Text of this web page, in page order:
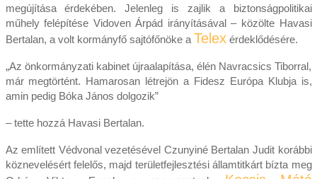
megújítása érdekében. Jelenleg is zajlik a biztonságpolitikai
műhely felépítése Vidoven Árpád irányításával – közölte Havasi
Bertalan, a volt kormányfő sajtófőnöke a Telexérdeklődésére.
„Az önkormányzati kabinet újraalapítása, élén Navracsics Tiborral,
már megtörtént. Hamarosan létrejön a Fidesz Európa Klubja is,
amin pedig Bóka János dolgozik”
– tette hozzá Havasi Bertalan.
Az említett Védvonal vezetésével Czunyiné Bertalan Judit korábbi
köznevelésért felelős, majd területfejlesztési államtitkárt bízta meg